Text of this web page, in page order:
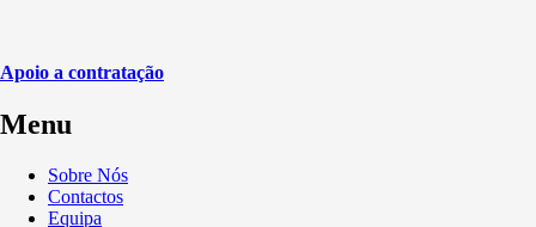
Apoio a contratação
Menu
Sobre Nós
Contactos
Equipa